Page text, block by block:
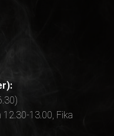
12.30-13.00, Fika